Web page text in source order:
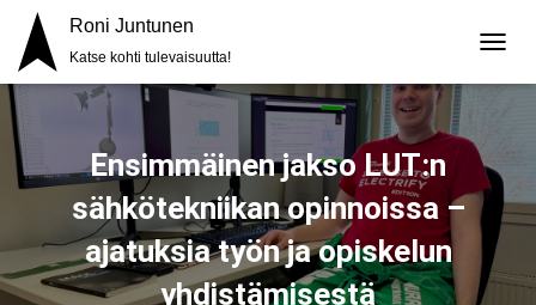
Roni Juntunen
Katse kohti tulevaisuutta!
A
A
V
I
G
Ensimmäinen jakso LUT:n
sähkötekniikan opinnoissa –
ajatuksia työn ja opiskelun
yhdistämisestä